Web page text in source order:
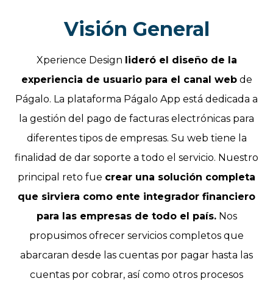
Visión General
Xperience Design lideró el diseño de la
experiencia de usuario para el canal webde
Págalo. La plataforma Págalo App está dedicada a
la gestión del pago de facturas electrónicas para
diferentes tipos de empresas. Su web tiene la
finalidad de dar soporte a todo el servicio. Nuestro
principal reto fue crear una solución completa
que sirviera como ente integrador financiero
para las empresas de todo el país.Nos
propusimos ofrecer servicios completos que
abarcaran desde las cuentas por pagar hasta las
cuentas por cobrar, así como otros procesos